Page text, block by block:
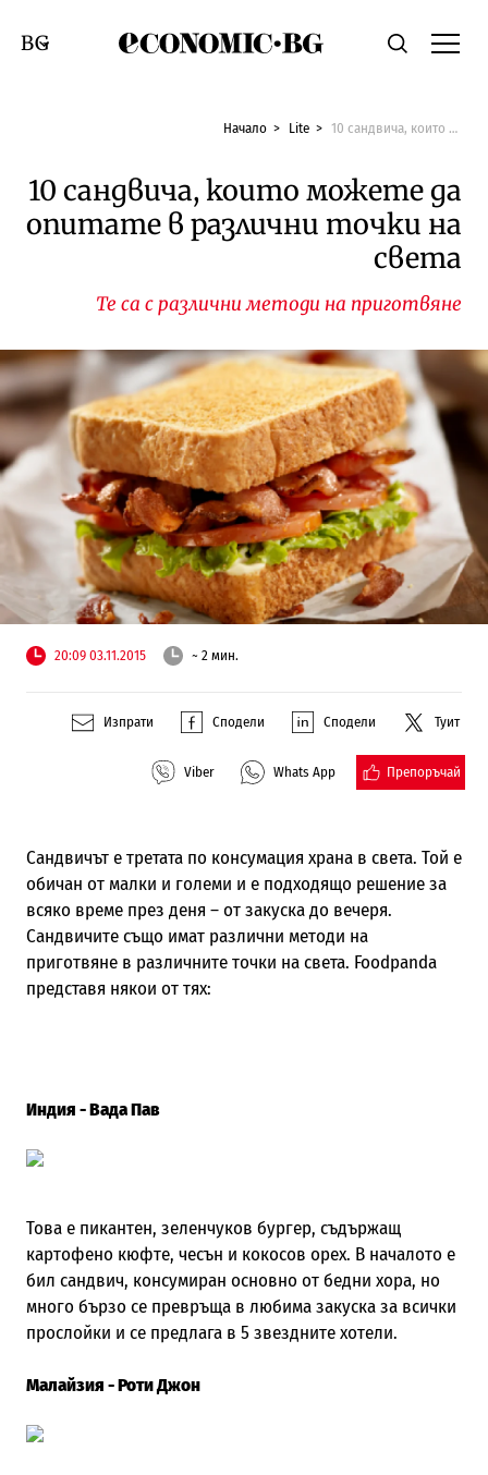
Economic.bgТърсене
Смяна на език
Начало Lite 10 сандвича, които можете да опитате в различни точки на света
10 сандвича, които можете да
опитате в различни точки на
света
Те са с различни методи на приготвяне
20:09 03.11.2015 ~ 2 мин.
Изпрати Сподели Сподели Туит
Viber Whats App Препоръчай
Сандвичът е третата по консумация храна в света. Той е
обичан от малки и големи и е подходящо решение за
всяко време през деня – от закуска до вечеря.
Сандвичите също имат различни методи на
приготвяне в различните точки на света. Foodpanda
представя някои от тях:
Индия - Вада Пав
Това е пикантен, зеленчуков бургер, съдържащ
картофено кюфте, чесън и кокосов орех. В началото е
бил сандвич, консумиран основно от бедни хора, но
много бързо се превръща в любима закуска за всички
прослойки и се предлага в 5 звездните хотели.
Малайзия - Роти Джон